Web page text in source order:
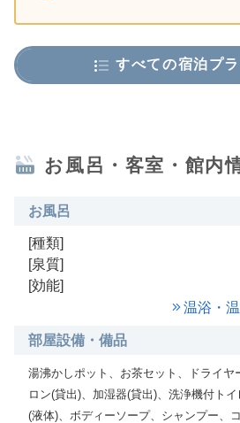
すべての宿泊プ
お風呂・客室・館内
お風呂
[種類]
[泉質]
[効能]
温浴・
部屋設備・備品
湯沸かしポット、お茶セット、ドライヤ
ロン(貸出)、加湿器(貸出)、洗浄機付ト
(液体)、ボディーソープ、シャンプー、